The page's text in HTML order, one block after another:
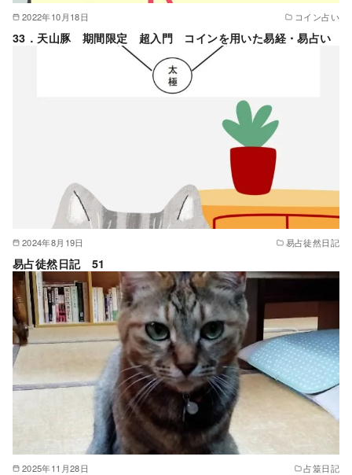
2022年10月18日 コイン占い
33．天山豚 期間限定 超入門 コインを用いた易経・易占い
2024年8月19日 易占徒然日記
易占徒然日記 51
2025年11月28日 占筮日記